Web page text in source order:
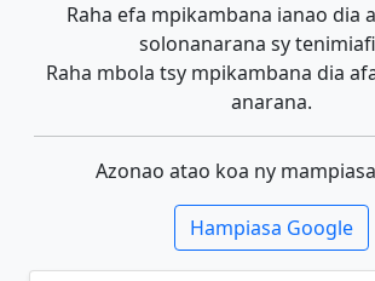
Raha efa mpikambana ianao dia
solonanarana sy
Raha mbola tsy mpikambana dia
anarana.
Azonao atao koa ny
Hampiasa Google